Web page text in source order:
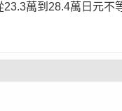
萬到28.4萬日元